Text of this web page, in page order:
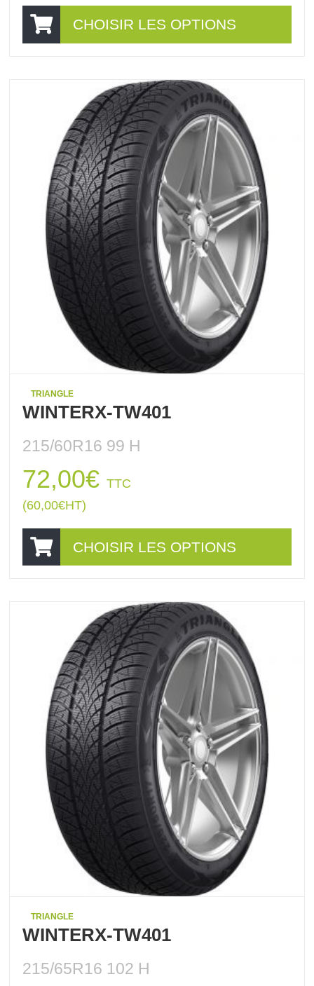
CHOISIR LES OPTIONS
TRIANGLE
WINTERX-TW401
215/60R16 99 H
72,00€ TTC
(60,00€HT)
CHOISIR LES OPTIONS
TRIANGLE
WINTERX-TW401
215/65R16 102 H